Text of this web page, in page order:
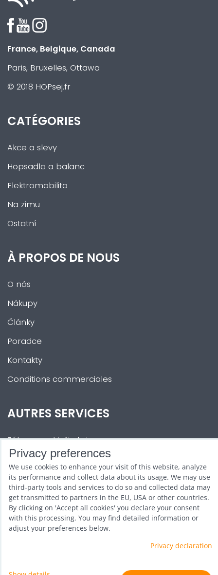
France, Belgique, Canada
Paris, Bruxelles, Ottawa
© 2018 HOPsej.fr
CATÉGORIES
Akce a slevy
Hopsadla a balanc
Elektromobilita
Na zimu
Ostatní
À PROPOS DE NOUS
O nás
Nákupy
Články
Poradce
Kontakty
Conditions commerciales
AUTRES SERVICES
Zábava na Vaši akci
Půjčovna
Promotéři
Kurzy a setkání
Velkoobchod
Nabídka práce
Privacy preferences
We use cookies to enhance your visit of this website, analyze
its performance and collect data about its usage. We may use
third-party tools and services to do so and collected data may
get transmitted to partners in the EU, USA or other countries.
By clicking on 'Accept all cookies' you declare your consent
with this processing. You may find detailed information or
adjust your preferences below.
Privacy declaration